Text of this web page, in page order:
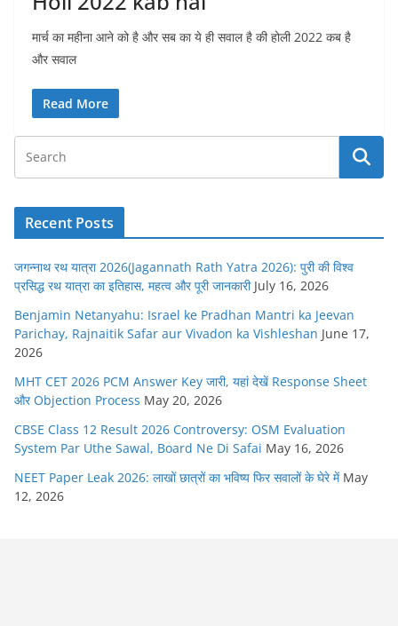
मार्च का महीना आने को है और सब का ये ही सवाल है की होली 2022 कब है
और सवाल
Read More
Recent Posts
जगन्नाथ रथ यात्रा 2026(Jagannath Rath Yatra 2026): पुरी की विश्व
प्रसिद्ध रथ यात्रा का इतिहास, महत्व और पूरी जानकारी July 16, 2026
Benjamin Netanyahu: Israel ke Pradhan Mantri ka Jeevan
Parichay, Rajnaitik Safar aur Vivadon ka Vishleshan June 17,
2026
MHT CET 2026 PCM Answer Key जारी, यहां देखें Response Sheet
और Objection Process May 20, 2026
CBSE Class 12 Result 2026 Controversy: OSM Evaluation
System Par Uthe Sawal, Board Ne Di Safai May 16, 2026
NEET Paper Leak 2026: लाखों छात्रों का भविष्य फिर सवालों के घेरे में May
12, 2026